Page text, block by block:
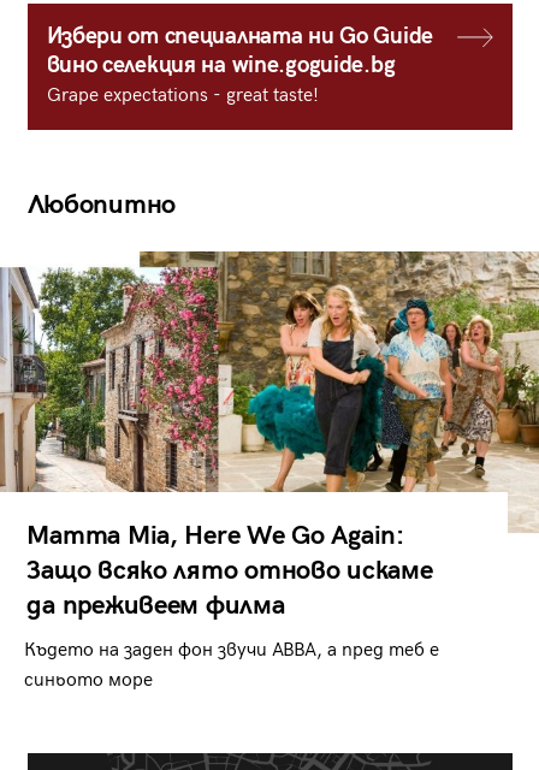
Избери от специалната ни Go Guide
вино селекция на wine.goguide.bg
Grape expectations - great taste!
Любопитно
Mamma Mia, Here We Go Again:
Защо всяко лято отново искаме
да преживеем филма
Където на заден фон звучи ABBA, а пред теб е
синьото море